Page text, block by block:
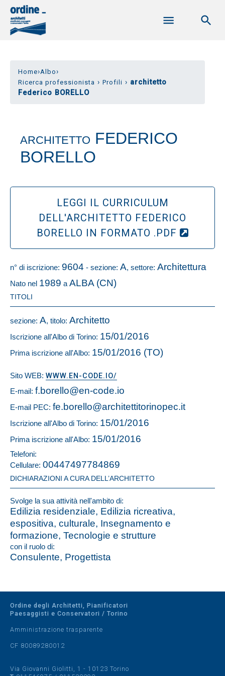
Home›Albo›
Ricerca professionista › Profili › architetto
Federico BORELLO
ARCHITETTO FEDERICO
BORELLO
LEGGI IL CURRICULUM
DELL'ARCHITETTO FEDERICO
BORELLO IN FORMATO .PDF
n° di iscrizione: 9604 - sezione: A, settore: Architettura
Nato nel 1989 a ALBA (CN)
TITOLI
sezione: A, titolo: Architetto
Iscrizione all'Albo di Torino: 15/01/2016
Prima iscrizione all'Albo: 15/01/2016 (TO)
Sito WEB: WWW.EN-CODE.IO/
E-mail: f.borello@en-code.io
E-mail PEC: fe.borello@architettitorinopec.it
Iscrizione all'Albo di Torino: 15/01/2016
Prima iscrizione all'Albo: 15/01/2016
Telefoni:
Cellulare: 00447497784869
DICHIARAZIONI A CURA DELL’ARCHITETTO
Svolge la sua attività nell'ambito di:
Edilizia residenziale, Edilizia ricreativa,
espositiva, culturale, Insegnamento e
formazione, Tecnologie e strutture
con il ruolo di:
Consulente, Progettista
Ordine degli Architetti, Pianificatori
Paesaggisti e Conservatori / Torino
Amministrazione trasparente
CF 80089280012
Via Giovanni Giolitti, 1 - 10123 Torino